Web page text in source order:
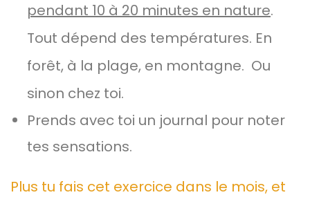
pendant 10 à 20 minutes en nature.
Tout dépend des températures. En
forêt, à la plage, en montagne. Ou
sinon chez toi.
Prends avec toi un journal pour noter
tes sensations.
Plus tu fais cet exercice dans le mois, et